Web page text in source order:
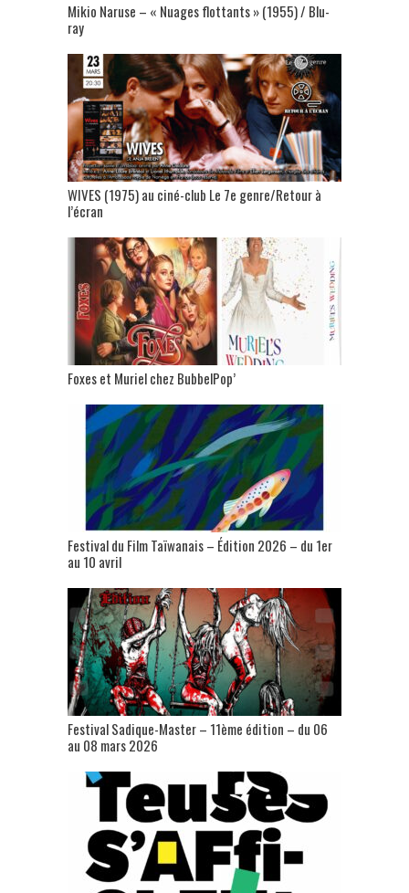
Mikio Naruse – « Nuages flottants » (1955) / Blu-
ray
WIVES (1975) au ciné-club Le 7e genre/Retour à
l’écran
Foxes et Muriel chez BubbelPop’
Festival du Film Taïwanais – Édition 2026 – du 1er
au 10 avril
Festival Sadique-Master – 11ème édition – du 06
au 08 mars 2026